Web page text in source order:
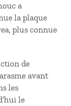
a
la plaque
plus connue
de
avant
les
le